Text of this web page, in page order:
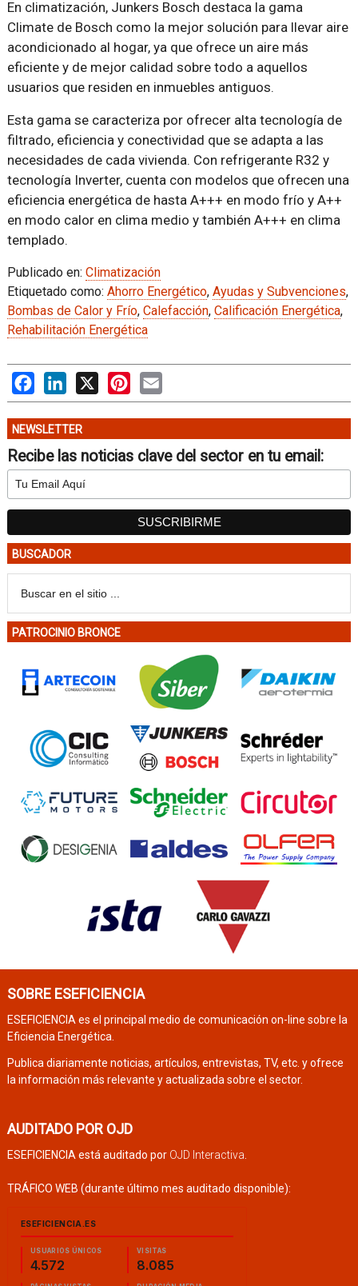
En climatización, Junkers Bosch destaca la gama
Climate de Bosch como la mejor solución para llevar aire
acondicionado al hogar, ya que ofrece un aire más
eficiente y de mejor calidad sobre todo a aquellos
usuarios que residen en inmuebles antiguos.
Esta gama se caracteriza por ofrecer alta tecnología de
filtrado, eficiencia y conectividad que se adapta a las
necesidades de cada vivienda. Con refrigerante R32 y
tecnología Inverter, cuenta con modelos que ofrecen una
eficiencia energética de hasta A+++ en modo frío y A++
en modo calor en clima medio y también A+++ en clima
templado.
Publicado en: Climatización
Etiquetado como: Ahorro Energético, Ayudas y Subvenciones,
Bombas de Calor y Frío, Calefacción, Calificación Energética,
Rehabilitación Energética
FacebookLinkedIn
X PinterestEmail
NEWSLETTER
Recibe las noticias clave del sector en tu email:
BUSCADOR
PATROCINIO BRONCE
SOBRE ESEFICIENCIA
ESEFICIENCIA es el principal medio de comunicación on-line sobre la
Eficiencia Energética.
Publica diariamente noticias, artículos, entrevistas, TV, etc. y ofrece
la información más relevante y actualizada sobre el sector.
AUDITADO POR OJD
ESEFICIENCIA está auditado por OJD Interactiva
TRÁFICO WEB (durante último mes auditado disponible):